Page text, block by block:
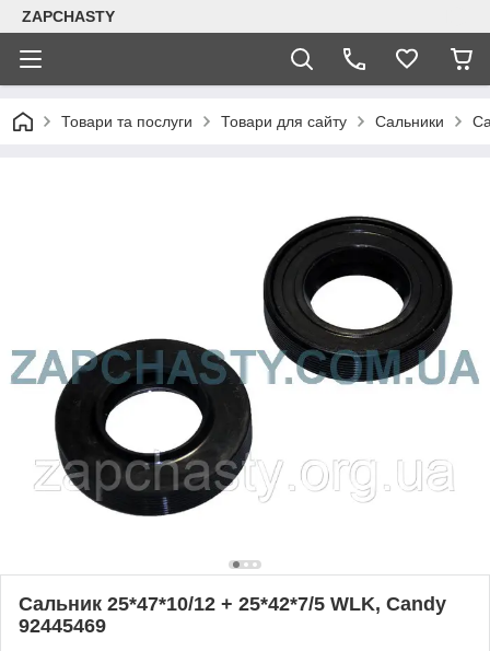
ZAPCHASTY
Товари та послуги Товари для сайту Сальники
Сальник 25*47*10/12 + 25*42*7/5 WLK, Candy
92445469